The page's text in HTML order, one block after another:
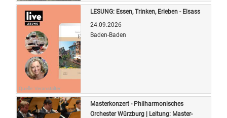
Quelle: Veranstalter
LESUNG: Essen, Trinken, Erleben - Elsass
24.09.2026
Baden-Baden
Masterkonzert - Philharmonisches
Orchester Würzburg | Leitung: Master-